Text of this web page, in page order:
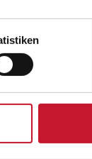
ist bewusst,
erfolgten